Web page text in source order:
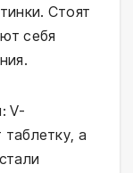
Стоят
себя
V-
а